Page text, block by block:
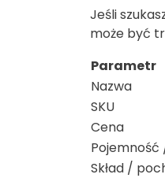
Jeśli
może być
Parametr
Nazwa
SKU
Cena
Pojemność
Skład /